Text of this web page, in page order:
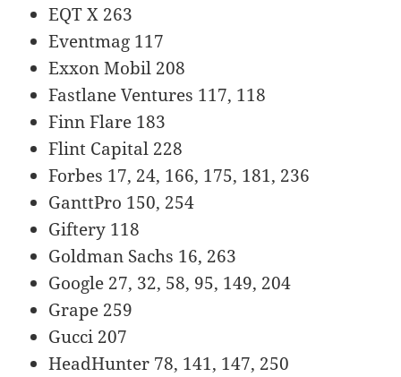
EQT X 263
Eventmag 117
Exxon Mobil 208
Fastlane Ventures 117, 118
Finn Flare 183
Flint Capital 228
Forbes 17, 24, 166, 175, 181, 236
GanttPro 150, 254
Giftery 118
Goldman Sachs 16, 263
Google 27, 32, 58, 95, 149, 204
Grape 259
Gucci 207
HeadHunter 78, 141, 147, 250